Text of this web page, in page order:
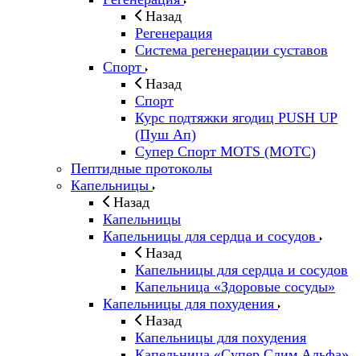
Назад
Регенерация
Система регенерации суставов
Спорт
Назад
Спорт
Курс подтяжки ягодиц PUSH UP
(Пуш Ап)
Супер Спорт MOTS (МОТС)
Пептидные протоколы
Капельницы
Назад
Капельницы
Капельницы для сердца и сосудов
Назад
Капельницы для сердца и сосудов
Капельница «Здоровые сосуды»
Капельницы для похудения
Назад
Капельницы для похудения